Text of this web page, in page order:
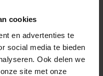
cookies
en advertenties te
social media te bieden
Ook delen we
site met onze